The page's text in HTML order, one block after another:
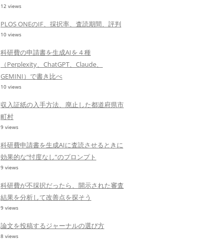
12 views
PLOS ONEのIF、採択率、査読期間、評判
10 views
科研費の申請書を生成AIを４種
（Perplexity、ChatGPT、Claude、
GEMINI）で書き比べ
10 views
収入証紙の入手方法、廃止した都道府県市
町村
9 views
科研費申請書を生成AIに査読させるときに
効果的な”忖度なし”のプロンプト
9 views
科研費が不採択だったら、開示された審査
結果を分析して改善点を探そう
9 views
論文を投稿するジャーナルの選び方
8 views